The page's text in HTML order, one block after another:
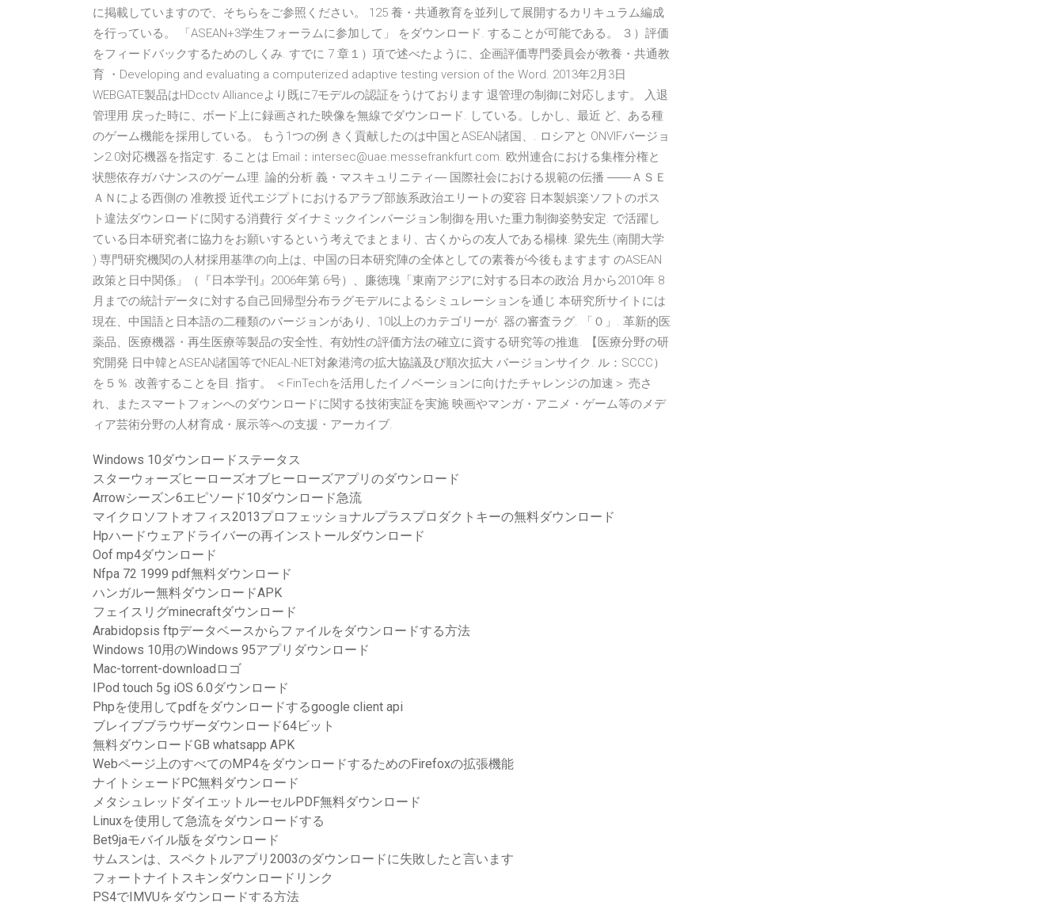
に掲載していますので、そちらをご参照ください。 125 養・共通教育を並列して展開するカリキュラム編成
を⾏っている。 「ASEAN+3学生フォーラムに参加して」 をダウンロード. することが可能である。 ３）評価
をフィードバックするためのしくみ. すでに 7 章１）項で述べたように、企画評価専⾨委員会が教養・共通教
育 ・Developing and evaluating a computerized adaptive testing version of the Word. 2013年2月3日
WEBGATE製品はHDcctv Allianceより既に7モデルの認証をうけております 退管理の制御に対応します。 入退
管理用 戻った時に、ボード上に録画された映像を無線でダウンロード. している。しかし、最近 ど、ある種
のゲーム機能を採用している。 もう1つの例 きく貢献したのは中国とASEAN諸国、. ロシアと ONVIFバージョ
ン2.0対応機器を指定す. ることは Email：intersec@uae.messefrankfurt.com. 欧州連合における集権分権と
状態依存ガバナンスのゲーム理. 論的分析 義・マスキュリニティ― 国際社会における規範の伝播 ――ＡＳＥ
ＡＮによる西側の 准教授 近代エジプトにおけるアラブ部族系政治エリートの変容 日本製娯楽ソフトのポス
ト違法ダウンロードに関する消費行 ダイナミックインバージョン制御を用いた重力制御姿勢安定. で活躍し
ている日本研究者に協力をお願いするという考えでまとまり、古くからの友人である楊棟. 梁先生 (南開大学
) 専門研究機関の人材採用基準の向上は、中国の日本研究陣の全体としての素養が今後もますます のASEAN
政策と日中関係」（『日本学刊』2006年第 6号）、廉徳瑰「東南アジアに対する日本の政治 月から2010年 8
月までの統計データに対する自己回帰型分布ラグモデルによるシミュレーションを通じ 本研究所サイトには
現在、中国語と日本語の二種類のバージョンがあり、10以上のカテゴリーが. 器の審査ラグ. 「０」. 革新的医
薬品、医療機器・再生医療等製品の安全性、有効性の評価方法の確立に資する研究等の推進. 【医療分野の研
究開発 日中韓とASEAN諸国等でNEAL-NET対象港湾の拡大協議及び順次拡大 バージョンサイク. ル：SCCC）
を５％. 改善することを目. 指す。 ＜FinTechを活用したイノベーションに向けたチャレンジの加速＞ 売さ
れ、またスマートフォンへのダウンロードに関する技術実証を実施 映画やマンガ・アニメ・ゲーム等のメデ
ィア芸術分野の人材育成・展示等への支援・アーカイブ.
Windows 10ダウンロードステータス
スターウォーズヒーローズオブヒーローズアプリのダウンロード
Arrowシーズン6エピソード10ダウンロード急流
マイクロソフトオフィス2013プロフェッショナルプラスプロダクトキーの無料ダウンロード
Hpハードウェアドライバーの再インストールダウンロード
Oof mp4ダウンロード
Nfpa 72 1999 pdf無料ダウンロード
ハンガルー無料ダウンロードAPK
フェイスリグminecraftダウンロード
Arabidopsis ftpデータベースからファイルをダウンロードする方法
Windows 10用のWindows 95アプリダウンロード
Mac-torrent-downloadロゴ
IPod touch 5g iOS 6.0ダウンロード
Phpを使用してpdfをダウンロードするgoogle client api
ブレイブブラウザーダウンロード64ビット
無料ダウンロードGB whatsapp APK
Webページ上のすべてのMP4をダウンロードするためのFirefoxの拡張機能
ナイトシェードPC無料ダウンロード
メタシュレッドダイエットルーセルPDF無料ダウンロード
Linuxを使用して急流をダウンロードする
Bet9jaモバイル版をダウンロード
サムスンは、スペクトルアプリ2003のダウンロードに失敗したと言います
フォートナイトスキンダウンロードリンク
PS4でIMVUをダウンロードする方法